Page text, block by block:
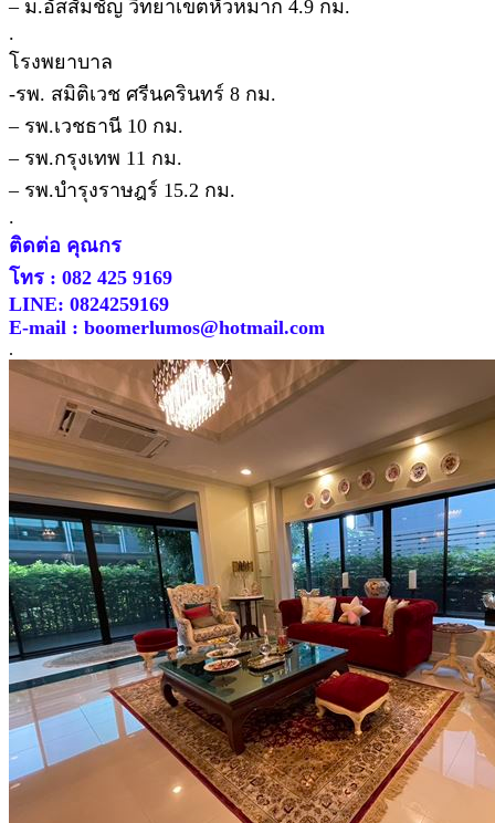
– ม.อัสสัมชัญ วิทยาเขตหัวหมาก 4.9 กม.
.
โรงพยาบาล
-รพ. สมิติเวช ศรีนครินทร์ 8 กม.
– รพ.เวชธานี 10 กม.
– รพ.กรุงเทพ 11 กม.
– รพ.บำรุงราษฎร์ 15.2 กม.
.
ติดต่อ คุณกร
โทร : 082 425 9169
LINE: 0824259169
E-mail : boomerlumos@hotmail.com
.